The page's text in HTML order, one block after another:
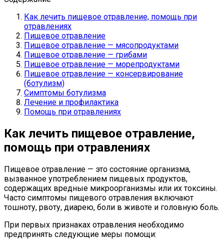
Как лечить пищевое отравление, помощь при
отравлениях
Пищевое отравление
Пищевое отравление — мясопродуктами
Пищевое отравление — грибами
Пищевое отравление — морепродуктами
Пищевое отравление — консервирование
(ботулизм)
Симптомы ботулизма
Лечение и профилактика
Помощь при отравлениях
Как лечить пищевое отравление,
помощь при отравлениях
Пищевое отравление — это состояние организма,
вызванное употреблением пищевых продуктов,
содержащих вредные микроорганизмы или их токсины.
Часто симптомы пищевого отравления включают
тошноту, рвоту, диарею, боли в животе и головную боль.
При первых признаках отравления необходимо
предпринять следующие меры помощи: